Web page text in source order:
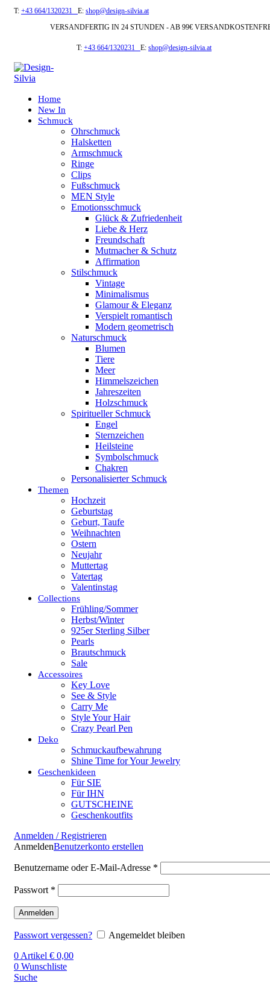
T: +43 664/1320231 E: shop@design-silvia.at
VERSANDFERTIG IN 24 STUNDEN - AB 99€
T: +43 664/1320231 E: shop@design-silvia.at
Home
New In
Schmuck
Ohrschmuck
Halsketten
Armschmuck
Ringe
Clips
Fußschmuck
MEN Style
Emotionsschmuck
Glück & Zufriedenheit
Liebe & Herz
Freundschaft
Mutmacher & Schutz
Affirmation
Stilschmuck
Vintage
Minimalismus
Glamour & Eleganz
Verspielt romantisch
Modern geometrisch
Naturschmuck
Blumen
Tiere
Meer
Himmelszeichen
Jahreszeiten
Holzschmuck
Spiritueller Schmuck
Engel
Sternzeichen
Heilsteine
Symbolschmuck
Chakren
Personalisierter Schmuck
Themen
Hochzeit
Geburtstag
Geburt, Taufe
Weihnachten
Ostern
Neujahr
Muttertag
Vatertag
Valentinstag
Collections
Frühling/Sommer
Herbst/Winter
925er Sterling Silber
Pearls
Brautschmuck
Sale
Accessoires
Key Love
See & Style
Carry Me
Style Your Hair
Crazy Pearl Pen
Deko
Schmuckaufbewahrung
Shine Time for Your Jewelry
Geschenkideen
Für SIE
Für IHN
GUTSCHEINE
Geschenkoutfits
Anmelden / Registrieren
AnmeldenBenutzerkonto erstellen
Benutzername oder E-Mail-Adresse *
Passwort *
Anmelden
Passwort vergessen?
Angemeldet bleiben
0 Artikel € 0,00
0 Wunschliste
Suche